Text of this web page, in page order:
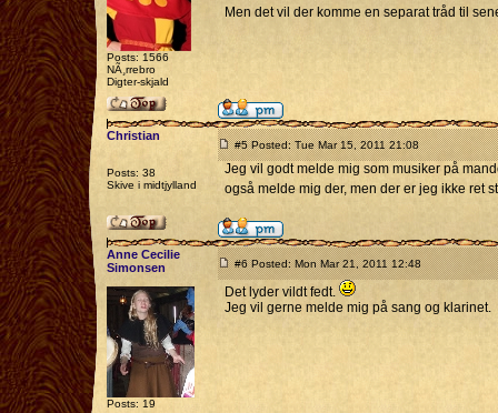
Posts: 1566
NÃ¸rrebro
Digter-skjald
Men det vil der komme en separat tråd til
Christian
Posts: 38
Skive i midtjylland
#5 Posted: Tue Mar 15, 2011 21:08
Jeg vil godt melde mig som musiker på
også melde mig der, men der er jeg ikke ret
Anne Cecilie
Simonsen
Posts: 19
#6 Posted: Mon Mar 21, 2011 12:48
Det lyder vildt fedt.
Jeg vil gerne melde mig på sang og klarinet.